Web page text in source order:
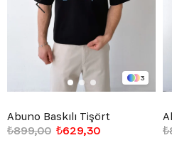
3
Abuno Baskılı Tişört
₺629,30
₺899,00